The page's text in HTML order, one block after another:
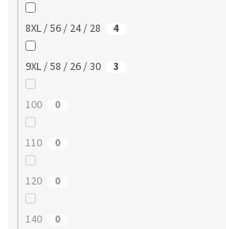
8XL / 56 / 24 / 28 4
9XL / 58 / 26 / 30 3
100 0
110 0
120 0
140 0